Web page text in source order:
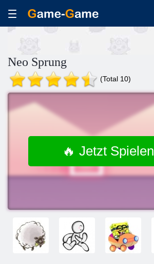
Neo Sprung
(Total 10)
🔥 Jetzt Spielen